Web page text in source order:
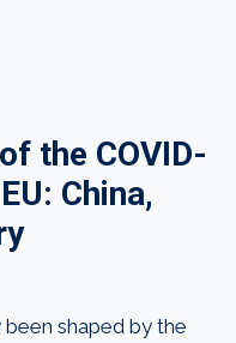
the COVID-
China,
shaped by the